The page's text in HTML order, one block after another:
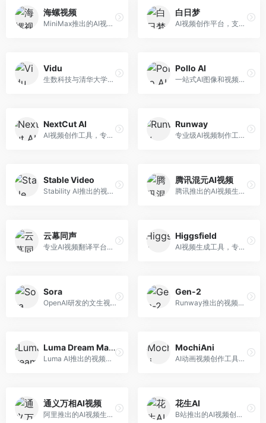
海螺视频
MiniMax推出的AI视频生成工具，支持高质量视频创作。面向内容创作者，提供文生视频、视频编辑等功能，生成速度快，视频效果自然流畅。
白日梦
AI视频创作平台，支持生成长达50分钟的长视频内容。面向长视频创作者和内容生产者，支持故事视频生成、视频编辑等功能，适合叙事性内容创作。
Vidu
生数科技与清华大学联合研发的AI视频生成大模型。面向视频创作者和内容生产者，支持文生视频、图生视频，视频质量高，物理运动理解准确，国产视频生成领先工具。
Pollo AI
一站式AI图像和视频创作平台，整合多种生成工具。面向内容创作者，提供文生图、文生视频、视频编辑等服务，创作工具全面，一站式体验便捷。
NextCut AI
AI视频创作工具，专注于智能剪辑和视频生成。面向视频创作者，提供智能剪辑、视频生成、特效添加等功能，剪辑效率高，适合快节奏内容生产。
Runway
专业级AI视频制作工具，支持视频生成与编辑。面向影视制作人和创意工作者，提供文生视频、视频编辑、绿幕抠像等专业功能，视频处理能力强，适合专业创作场景。
Stable Video
Stability AI推出的视频生成模型，开源可部署。面向开发者和专业创作者，支持视频生成、视频编辑等功能，开源生态完善，定制化程度高。
腾讯混元AI视频
腾讯推出的AI视频生成工具，基于混元大模型。面向腾讯生态用户和内容创作者，支持文生视频、视频编辑等功能，与腾讯产品生态深度整合。
云幕同声
专业AI视频翻译平台，支持视频多语言配音和字幕生成。面向跨境电商和内容出海从业者，提供视频翻译、配音、字幕生成等服务，多语言支持完善。
Higgsfield
AI视频生成工具，专注于高质量视频内容创作。面向视频创作者和营销人员，支持文生视频、视频编辑等功能，视频效果逼真，适合商业应用。
Sora
OpenAI研发的文生视频大模型，可根据文字描述生成长达60秒的高清视频。面向影视创作者、广告从业者和内容生产者，视频连贯性强，物理世界理解准确，代表了AI视频生成的最高水平。
Gen-2
Runway推出的视频生成模型，专注于文生视频和视频风格转换。面向影视制作人和创意工作者，支持文本到视频、图像到视频等多种生成模式，视频质量专业级。
Luma Dream Machine
Luma AI推出的视频生成工具，专注于高质量视频创作。面向影视创作者和内容生产者，支持文生视频、图生视频，视频质量高，物理运动流畅自然。
MochiAni
AI动画视频创作工具，专注于动画内容生成。面向动画创作者和二次元内容生产者，支持动画风格视频生成，动画效果流畅，适合动漫内容创作。
通义万相AI视频
阿里推出的AI视频生成服务，整合图像与视频创作能力。面向电商和营销从业者，支持商品视频生成、营销视频制作等服务，商业应用场景丰富。
花生AI
B站推出的AI视频创作工具，专注于短视频内容生成。面向B站创作者，支持视频生成、视频编辑等功能，与B站平台深度整合，创作效率高。